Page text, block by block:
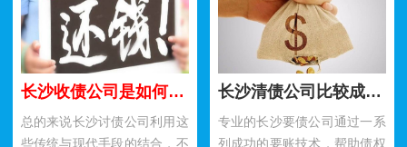
长沙收债公司是如何利用民间讨债方法要账的？
总的来说长沙讨债公司利用这
些传统与现代手段的结合，不
长沙清债公司比较成功要账技术有哪些？
专业的长沙要债公司通过一系
列成功的要账技术，帮助债权